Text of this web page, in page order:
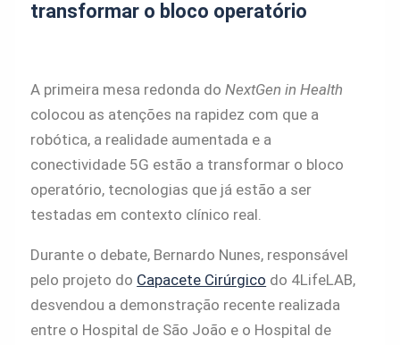
transformar o bloco operatório
A primeira mesa redonda doNextGen in Health
colocou as atenções na rapidez com que a
robótica, a realidade aumentada e a
conectividade 5G estão a transformar o bloco
operatório, tecnologias que já estão a ser
testadas em contexto clínico real.
Durante o debate, Bernardo Nunes, responsável
pelo projeto do Capacete Cirúrgico do 4LifeLAB,
desvendou a demonstração recente realizada
entre o Hospital de São João e o Hospital de